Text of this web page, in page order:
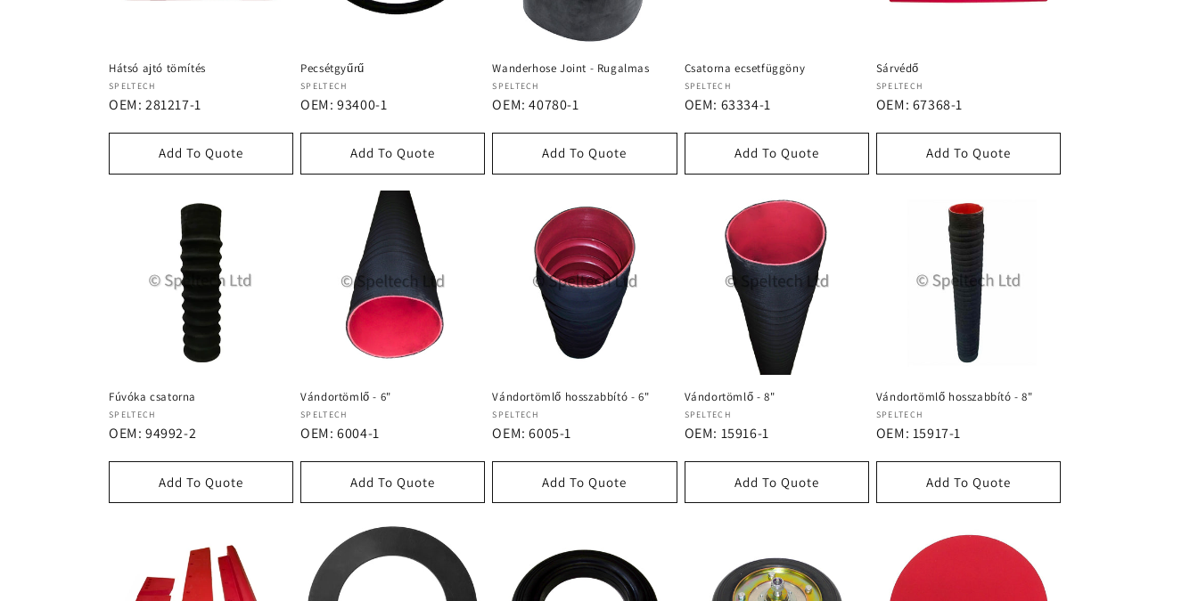
Hátsó ajtó tömítés
Forgalmazó:
SPELTECH
OEM: 281217-1
Add To Quote
Pecsétgyűrű
Forgalmazó:
SPELTECH
OEM: 93400-1
Add To Quote
Wanderhose Joint - Rugalmas
Forgalmazó:
SPELTECH
OEM: 40780-1
Add To Quote
Csatorna ecsetfüggöny
Forgalmazó:
SPELTECH
OEM: 63334-1
Add To Quote
Sárvédő
Forgalmazó:
SPELTECH
OEM: 67368-1
Add To Quote
Fúvóka csatorna
Forgalmazó:
SPELTECH
OEM: 94992-2
Add To Quote
Vándortömlő - 6"
Forgalmazó:
SPELTECH
OEM: 6004-1
Add To Quote
Vándortömlő hosszabbító - 6"
Forgalmazó:
SPELTECH
OEM: 6005-1
Add To Quote
Vándortömlő - 8"
Forgalmazó:
SPELTECH
OEM: 15916-1
Add To Quote
Vándortömlő hosszabbító - 8"
Forgalmazó:
SPELTECH
OEM: 15917-1
Add To Quote